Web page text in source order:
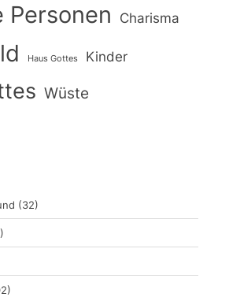
Personen Charisma
Haus Gottes Kinder
Wüste
(32)